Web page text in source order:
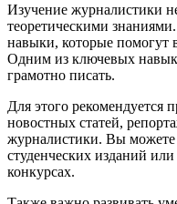
Изучение журналистики
теоретическими
навыки, которые
Одним из ключевых
грамотно писать.
Для этого рекомендуется
новостных статей,
журналистики. Вы можете
студенческих изданий
конкурсах.